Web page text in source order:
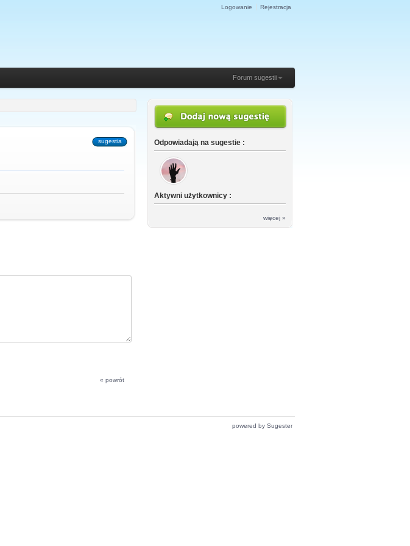
Logowanie Rejestracja
Forum sugestii
sugestia
« powrót
Odpowiadają na sugestie :
Aktywni użytkownicy :
więcej »
powered by Sugester